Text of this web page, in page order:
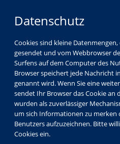
Datenschutz
Cookies sind kleine
gesendet und vom Webbrowser
Surfens auf dem Computer des
Browser speichert jede Nachricht
genannt wird. Wenn Sie eine
sendet Ihr Browser das Cookie an
wurden als zuverlässiger
um sich Informationen zu merken
Benutzers aufzuzeichnen. Bitte
Cookies ein.